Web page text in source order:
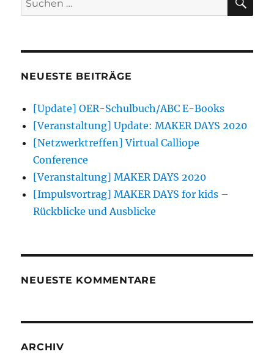
nach:
NEUESTE BEITRÄGE
[Update] OER-Schulbuch/ABC E-Books
[Veranstaltung] Update: MAKER DAYS 2020
[Netzwerktreffen] Virtual Calliope
Conference
[Veranstaltung] MAKER DAYS 2020
[Impulsvortrag] MAKER DAYS for kids –
Rückblicke und Ausblicke
NEUESTE KOMMENTARE
ARCHIV